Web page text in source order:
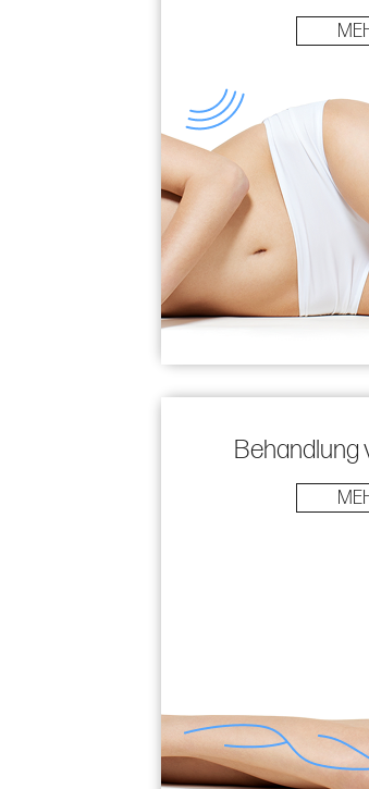
Behandlung